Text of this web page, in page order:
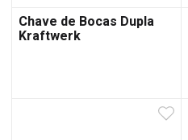
Chave de Bocas Dupla
Kraftwerk